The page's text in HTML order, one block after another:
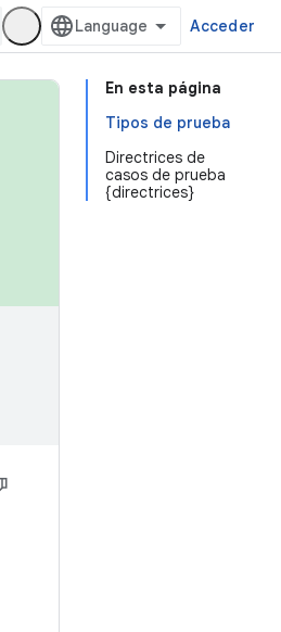
Acceder
En esta página
Tipos de prueba
Directrices de
casos de prueba
{directrices}